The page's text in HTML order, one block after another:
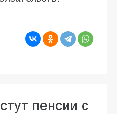
пенсии с